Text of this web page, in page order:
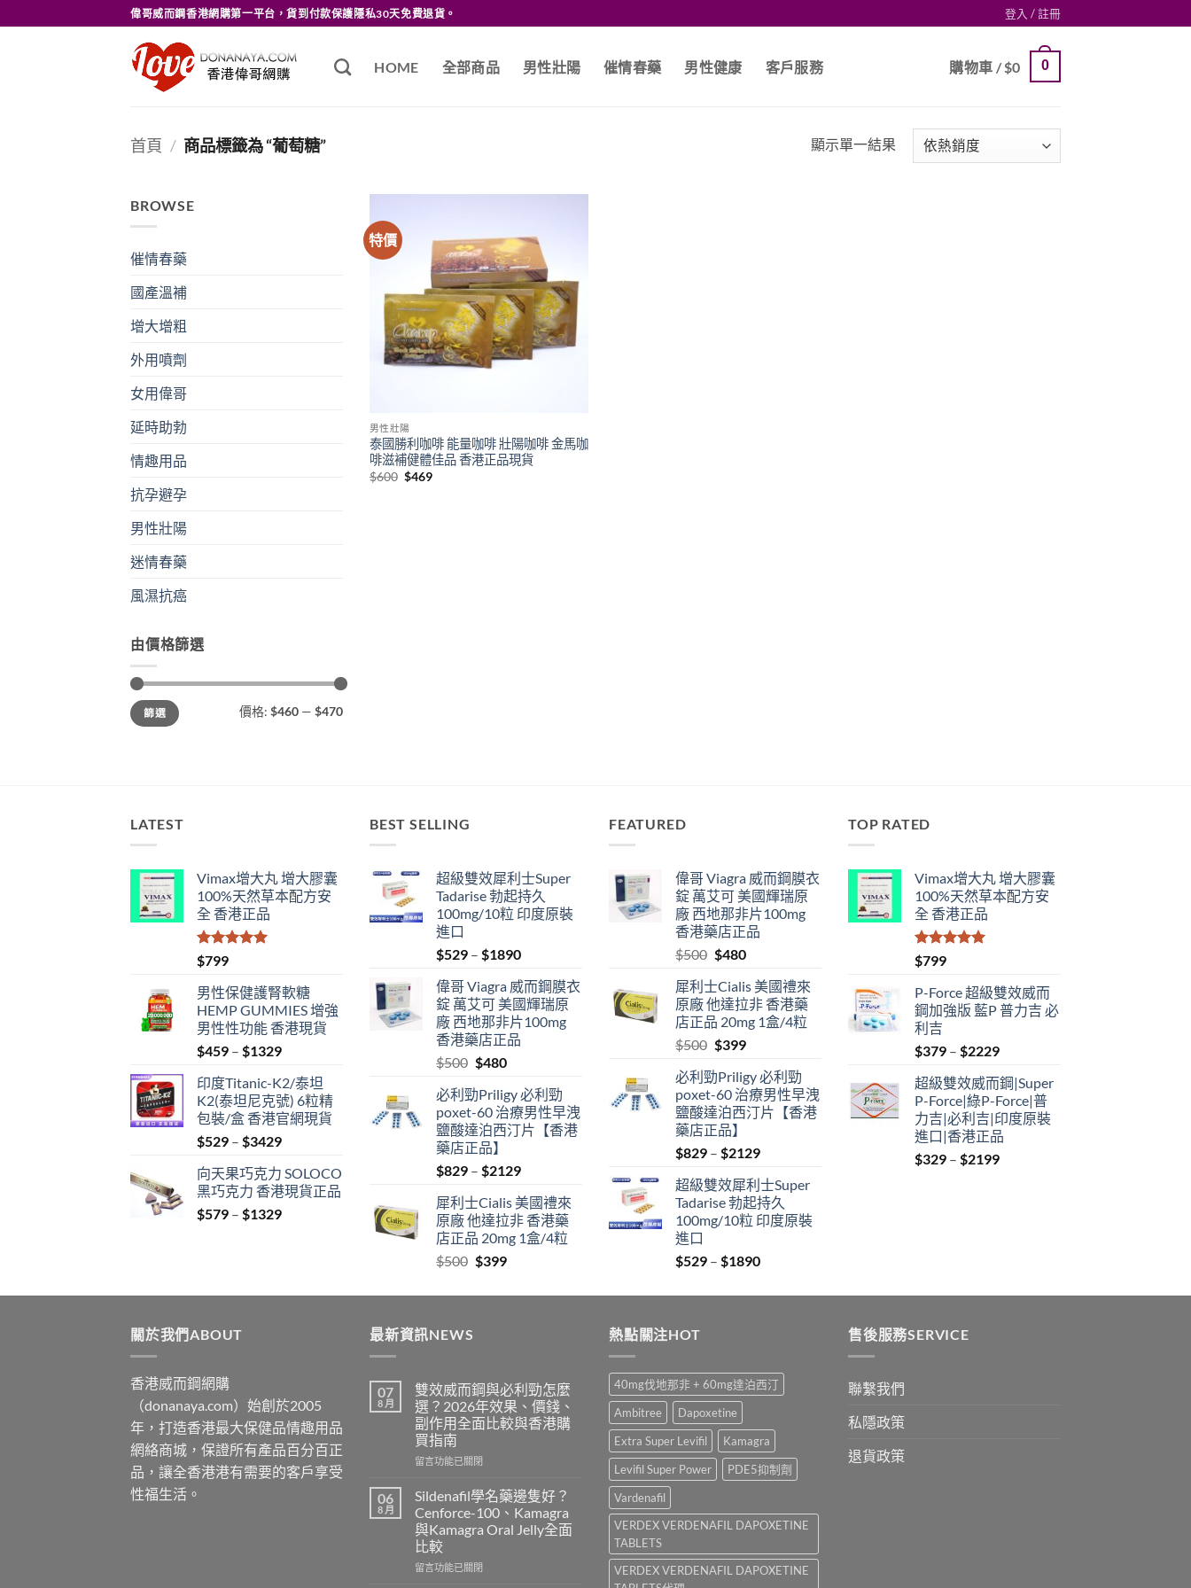
to
偉哥威而鋼香港網購第一平台，貨到付款保護隱私30天免費退貨。 登入 / 註冊
HOME 全部商品 男性壯陽 催情春藥 男性健康 客戶服務 購物車 /$0 0
首頁 / 商品標籤為 “葡萄糖” 顯示單一結果
BROWSE
催情春藥
國產溫補
增大增粗
外用噴劑
女用偉哥
延時助勃
情趣用品
抗孕避孕
男性壯陽
迷情春藥
風濕抗癌
由價格篩選
最
低
價
最
高
價
篩選 價格: $460 — $470
特價
男性壯陽
泰國勝利咖啡 能量咖啡 壯陽咖啡 金馬咖
啡滋補健體佳品 香港正品現貨
$600 Original
$469Current
LATEST
Vimax增大丸 增大膠囊
100%天然草本配方安
全 香港正品
評分
滿分 5
$799
男性保健護腎軟糖
HEMP GUMMIES 增強
男性性功能 香港現貨
$459 – $1329Price
$459
through
$1329
印度Titanic-K2/泰坦
K2(泰坦尼克號) 6粒精
包裝/盒 香港官網現貨
$529 – $3429Price
$529
through
$3429
向天果巧克力 SOLOCO
黑巧克力 香港現貨正品
$579 – $1329Price
BEST SELLING
超級雙效犀利士Super
Tadarise 勃起持久
100mg/10粒 印度原裝
進口
$529 – $1890Price
$529
through
$1890
偉哥 Viagra 威而鋼膜衣
錠 萬艾可 美國輝瑞原
廠 西地那非片100mg
香港藥店正品
$500 Original
was:
$500.
$480Current
is:
$480.
必利勁Priligy 必利勁
poxet-60 治療男性早洩
鹽酸達泊西汀片【香港
藥店正品】
$829 – $2129Price
$829
through
$2129
犀利士Cialis 美國禮來
原廠 他達拉非 香港藥
店正品 20mg 1盒/4粒
$500 Original
was:
$399Current
is:
FEATURED
偉哥 Viagra 威而鋼膜衣
錠 萬艾可 美國輝瑞原
廠 西地那非片100mg
香港藥店正品
$500 Original
was:
$500.
$480Current
is:
$480.
犀利士Cialis 美國禮來
原廠 他達拉非 香港藥
店正品 20mg 1盒/4粒
$500 Original
was:
$500.
$399Current
is:
$399.
必利勁Priligy 必利勁
poxet-60 治療男性早洩
鹽酸達泊西汀片【香港
藥店正品】
$829 – $2129Price
$829
through
$2129
超級雙效犀利士Super
Tadarise 勃起持久
100mg/10粒 印度原裝
進口
$529 – $1890Price
$529
TOP RATED
Vimax增大丸 增大膠囊
100%天然草本配方安
全 香港正品
評分
滿分 5
$799
P-Force 超級雙效威而
鋼加強版 藍P 普力吉 必
利吉
$379 – $2229Price
$379
through
$2229
超級雙效威而鋼|Super
P-Force|綠P-Force|普
力吉|必利吉|印度原裝
進口|香港正品
$329 – $2199Price
關於我們ABOUT
香港威而鋼網購
（donanaya.com）始創於2005
年，打造香港最大保健品情趣用品
網絡商城，保證所有產品百分百正
品，讓全香港港有需要的客戶享受
性福生活。
最新資訊NEWS
07
8 月
雙效威而鋼與必利勁怎麼
選？2026年效果、價錢、
副作用全面比較與香港購
買指南
在
效
威
而
鋼
與
必
留言功能已關閉
06
8 月
Sildenafil學名藥邊隻好？
Cenforce-100、Kamagra
與Kamagra Oral Jelly全面
比較
在
留言功能已關閉
熱點關注HOT
40mg伐地那非 + 60mg達泊西汀
Ambitree
Dapoxetine
Extra Super Levifil
Kamagra
Levifil Super Power
PDE5抑制劑
Vardenafil
VERDEX VERDENAFIL DAPOXETINE
TABLETS
VERDEX VERDENAFIL DAPOXETINE
售後服務SERVICE
聯繫我們
私隱政策
退貨政策